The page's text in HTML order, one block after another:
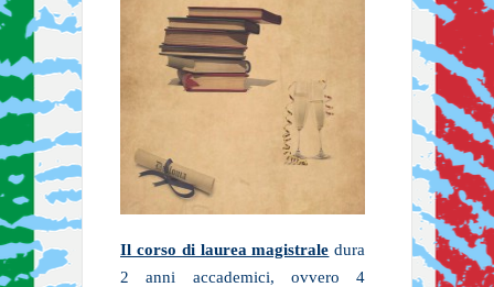
Il corso di laurea magistrale dura
2 anni accademici, ovvero 4